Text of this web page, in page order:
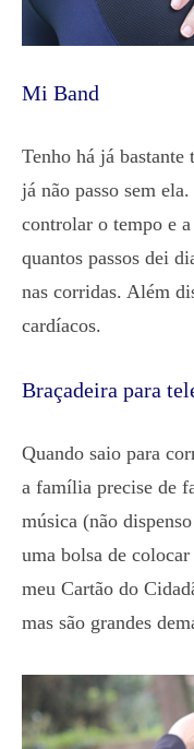
Mi Band
Tenho há já
já não passo sem
controlar o tempo e
quantos passos dei
nas corridas. Além
cardíacos.
Braçadeira para
Quando saio para
a família precise de
música (não
uma bolsa de
meu Cartão do
mas são grandes